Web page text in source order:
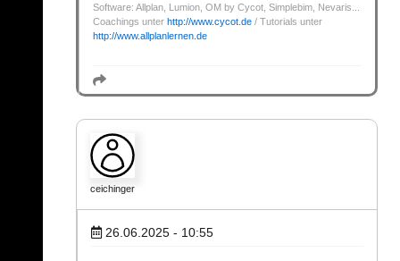
Software: Allplan, Lumion, OM by Cycot, Simplebim, Nevaris...
Coachings unter http://www.cycot.de / Tutorials unter
http://www.allplanlernen.de
ceichinger
26.06.2025 - 10:55